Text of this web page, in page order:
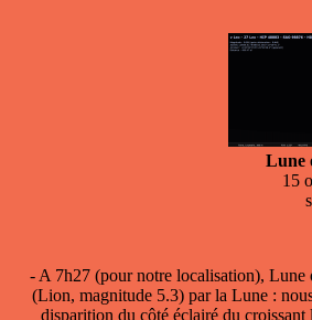
Lune
15
- A 7h27 (pour notre localisation), Lune
(Lion, magnitude 5.3) par la Lune :
disparition du côté éclairé du croissant